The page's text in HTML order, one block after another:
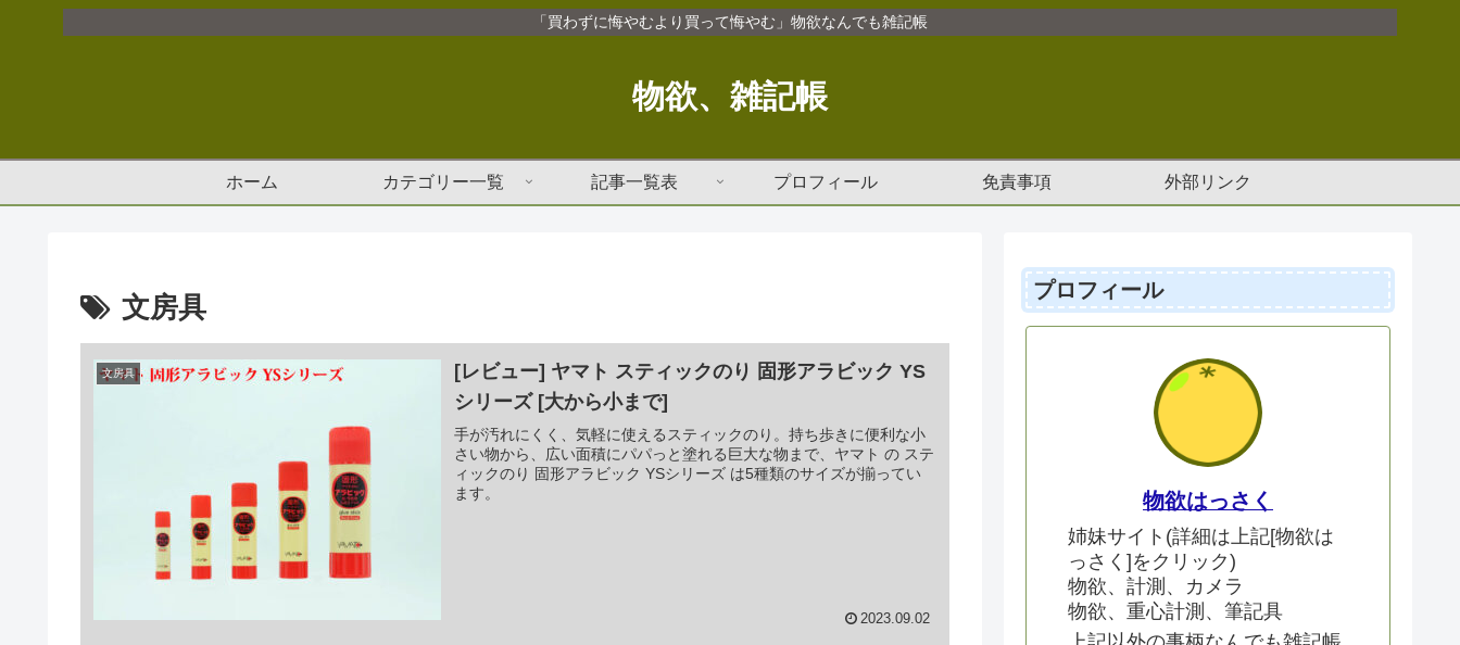
「買わずに悔やむより買って悔やむ」物欲なんでも雑記帳
物欲、雑記帳
ホーム カテゴリー一覧 記事一覧表 プロフィール 免責事項 外部リンク
文房具
文房具
[レビュー] ヤマト スティックのり 固形アラビック YS
シリーズ [大から小まで]
手が汚れにくく、気軽に使えるスティックのり。持ち歩きに便利な小
さい物から、広い面積にパパっと塗れる巨大な物まで、ヤマト の ステ
ィックのり 固形アラビック YSシリーズ は5種類のサイズが揃ってい
ます。
2023.09.02
プロフィール
物欲はっさく
姉妹サイト(詳細は上記[物欲は
っさく]をクリック)
物欲、計測、カメラ
物欲、重心計測、筆記具